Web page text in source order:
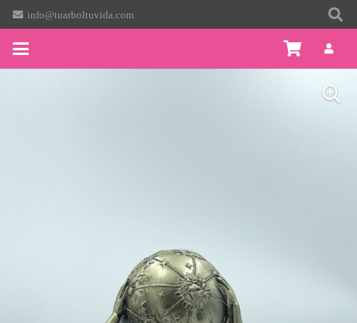
info@tuarboltuvida.com